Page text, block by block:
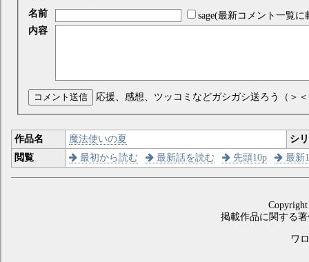
名前
sage(最新コメント一覧に
内容
コメント送信 応援、感想、ツッコミなどガシガシ送ろう（＞
作品名 魔法使いの夏
シ
閲覧
最初から読む 最新話を読む 先頭10p 最新
掲載作品に関する
ワ